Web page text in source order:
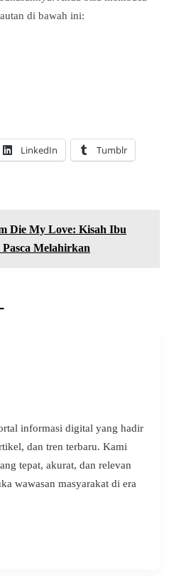
di bawah ini:
LinkedIn Tumblr
Die My Love: Kisah Ibu
Melahirkan
informasi digital yang hadir
dan tren terbaru. Kami
tepat, akurat, dan relevan
wawasan masyarakat di era